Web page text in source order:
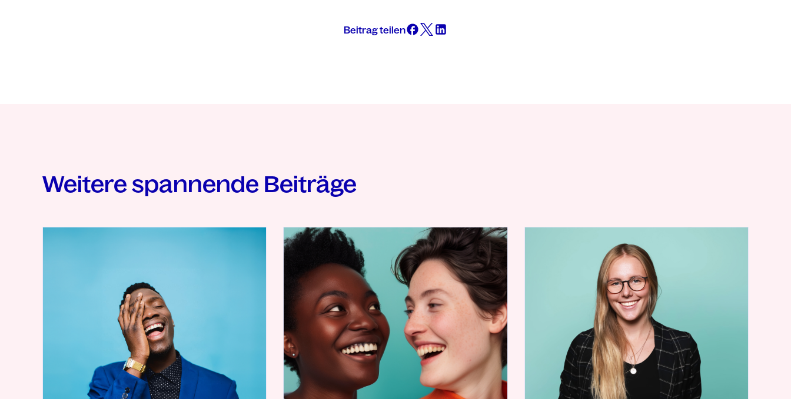
Beitrag teilen
Weitere spannende Beiträge